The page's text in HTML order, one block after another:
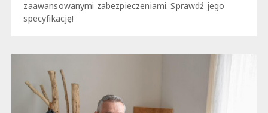
zaawansowanymi zabezpieczeniami. Sprawdź jego
specyfikację!